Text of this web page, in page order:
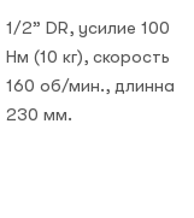
1/2” DR, усилие 100
Нм (10 кг), скорость
160 об/мин., длинна
230 мм.